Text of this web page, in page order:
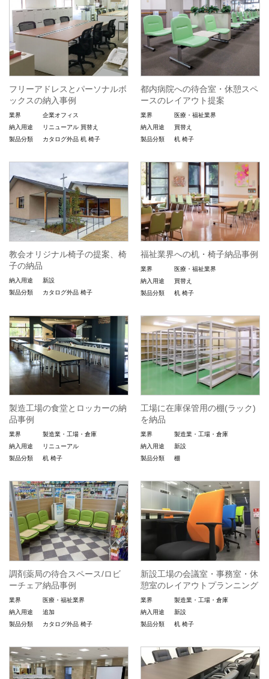
フリーアドレスとパーソナルボ
ックスの納入事例
業界
企業オフィス
納入用途
リニューアル 買替え
製品分類
カタログ外品 机 椅子
都内病院への待合室・休憩スペ
ースのレイアウト提案
業界
医療・福祉業界
納入用途
買替え
製品分類
机 椅子
教会オリジナル椅子の提案、椅
子の納品
納入用途
新設
製品分類
カタログ外品 椅子
福祉業界への机・椅子納品事例
業界
医療・福祉業界
納入用途
買替え
製品分類
机 椅子
製造工場の食堂とロッカーの納
品事例
業界
製造業・工場・倉庫
納入用途
リニューアル
製品分類
机 椅子
工場に在庫保管用の棚(ラック)
を納品
業界
製造業・工場・倉庫
納入用途
新設
製品分類
棚
調剤薬局の待合スペース/ロビ
ーチェア納品事例
業界
医療・福祉業界
納入用途
追加
製品分類
カタログ外品 椅子
新設工場の会議室・事務室・休
憩室のレイアウトプランニング
業界
製造業・工場・倉庫
納入用途
新設
製品分類
机 椅子